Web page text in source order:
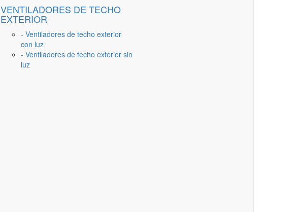
VENTILADORES DE TECHO
EXTERIOR
- Ventiladores de techo exterior
con luz
- Ventiladores de techo exterior sin
luz